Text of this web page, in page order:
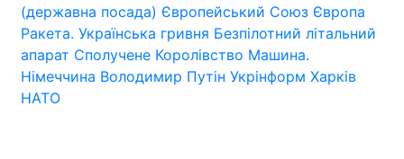
(державна посада) Європейський Союз Європа
Ракета. Українська гривня Безпілотний літальний
апарат Сполучене Королівство Машина.
Німеччина Володимир Путін Укрінформ Харків
НАТО